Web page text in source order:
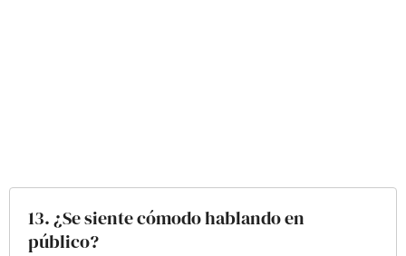
13. ¿Se siente cómodo hablando en
público?